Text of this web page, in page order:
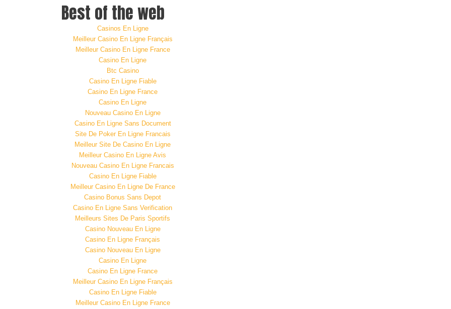
Best of the web
Casinos En Ligne
Meilleur Casino En Ligne Français
Meilleur Casino En Ligne France
Casino En Ligne
Btc Casino
Casino En Ligne Fiable
Casino En Ligne France
Casino En Ligne
Nouveau Casino En Ligne
Casino En Ligne Sans Document
Site De Poker En Ligne Francais
Meilleur Site De Casino En Ligne
Meilleur Casino En Ligne Avis
Nouveau Casino En Ligne Francais
Casino En Ligne Fiable
Meilleur Casino En Ligne De France
Casino Bonus Sans Depot
Casino En Ligne Sans Verification
Meilleurs Sites De Paris Sportifs
Casino Nouveau En Ligne
Casino En Ligne Français
Casino Nouveau En Ligne
Casino En Ligne
Casino En Ligne France
Meilleur Casino En Ligne Français
Casino En Ligne Fiable
Meilleur Casino En Ligne France